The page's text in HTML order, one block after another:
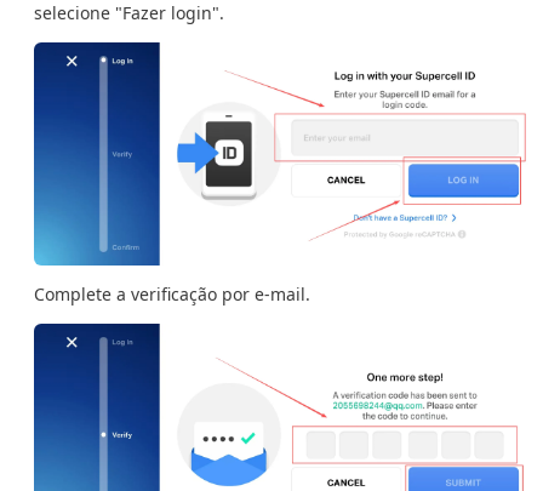
selecione "Fazer login".
Complete a verificação por e-mail.